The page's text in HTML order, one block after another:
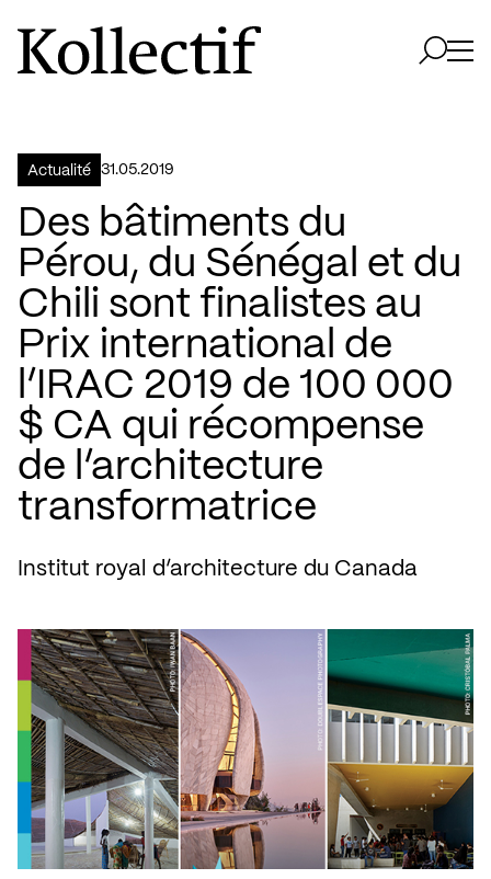
Aller à la page d'accueil
Logo Kollectif
Actualité 31.05.2019
Des bâtiments du
Pérou, du Sénégal et du
Chili sont finalistes au
Prix international de
l’IRAC 2019 de 100 000
$ CA qui récompense
de l’architecture
transformatrice
Institut royal d’architecture du Canada